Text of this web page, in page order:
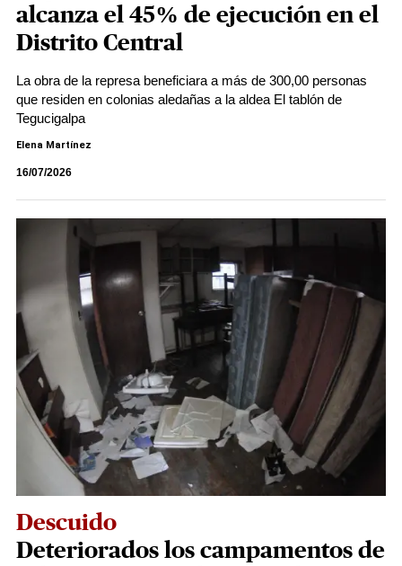
alcanza el 45% de ejecución en el
Distrito Central
La obra de la represa beneficiara a más de 300,00 personas
que residen en colonias aledañas a la aldea El tablón de
Tegucigalpa
Elena Martínez
16/07/2026
Descuido
Deteriorados los campamentos de